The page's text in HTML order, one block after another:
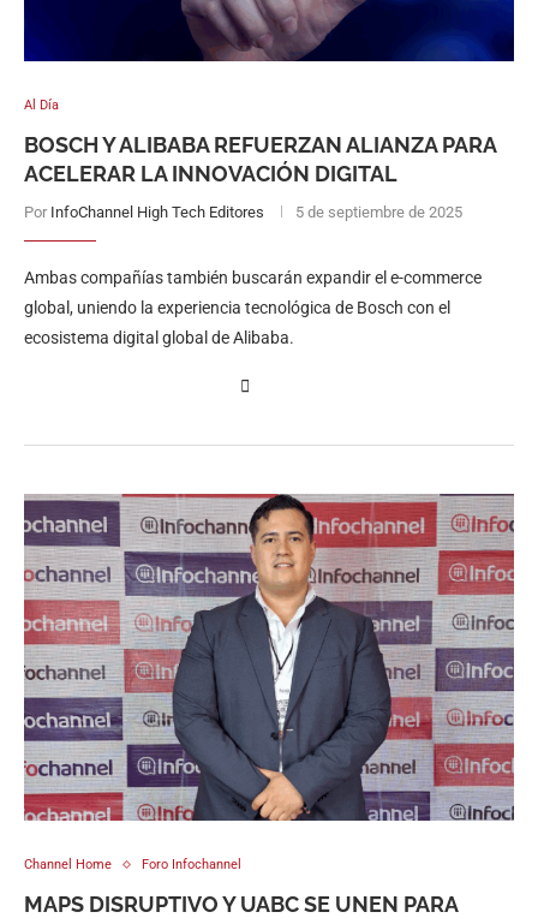
Al Día
BOSCH Y ALIBABA REFUERZAN ALIANZA PARA
ACELERAR LA INNOVACIÓN DIGITAL
Por InfoChannel High Tech Editores 5 de septiembre de 2025
Ambas compañías también buscarán expandir el e-commerce
global, uniendo la experiencia tecnológica de Bosch con el
ecosistema digital global de Alibaba.
Channel Home Foro Infochannel
MAPS DISRUPTIVO Y UABC SE UNEN PARA